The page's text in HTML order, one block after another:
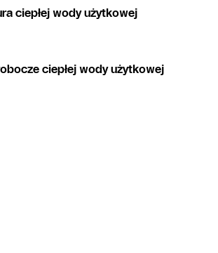
ciepłej wody użytkowej
ciepłej wody użytkowej